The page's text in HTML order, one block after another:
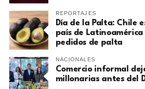
REPORTAJES
Día de la Palta: Chile
país de Latinoamérica
pedidos de palta
NACIONALES
Comercio informal
millonarias antes del